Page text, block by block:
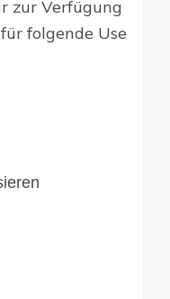
zur Verfügung
folgende Use